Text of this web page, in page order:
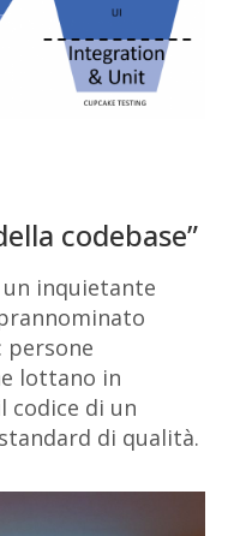
codebase”
inquietante
persone
lottano in
codice di un
standard di qualità.